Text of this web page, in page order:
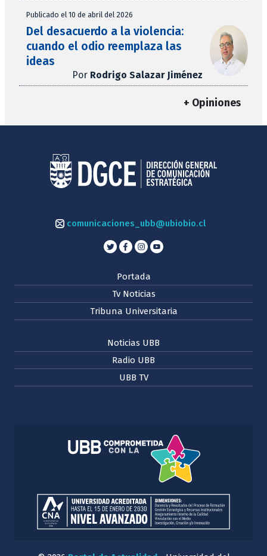
Publicado el 10 de abril del 2026
Del desacuerdo a la violencia:
cuando el odio reemplaza las
ideas
Por Rodrigo Salazar Jiménez
+ Opiniones
comunicaciones_ubb@ubiobio.cl
Portada
Tv Noticias
Tribuna Universitaria
Noticias UBB
Radio UBB
UBB TV